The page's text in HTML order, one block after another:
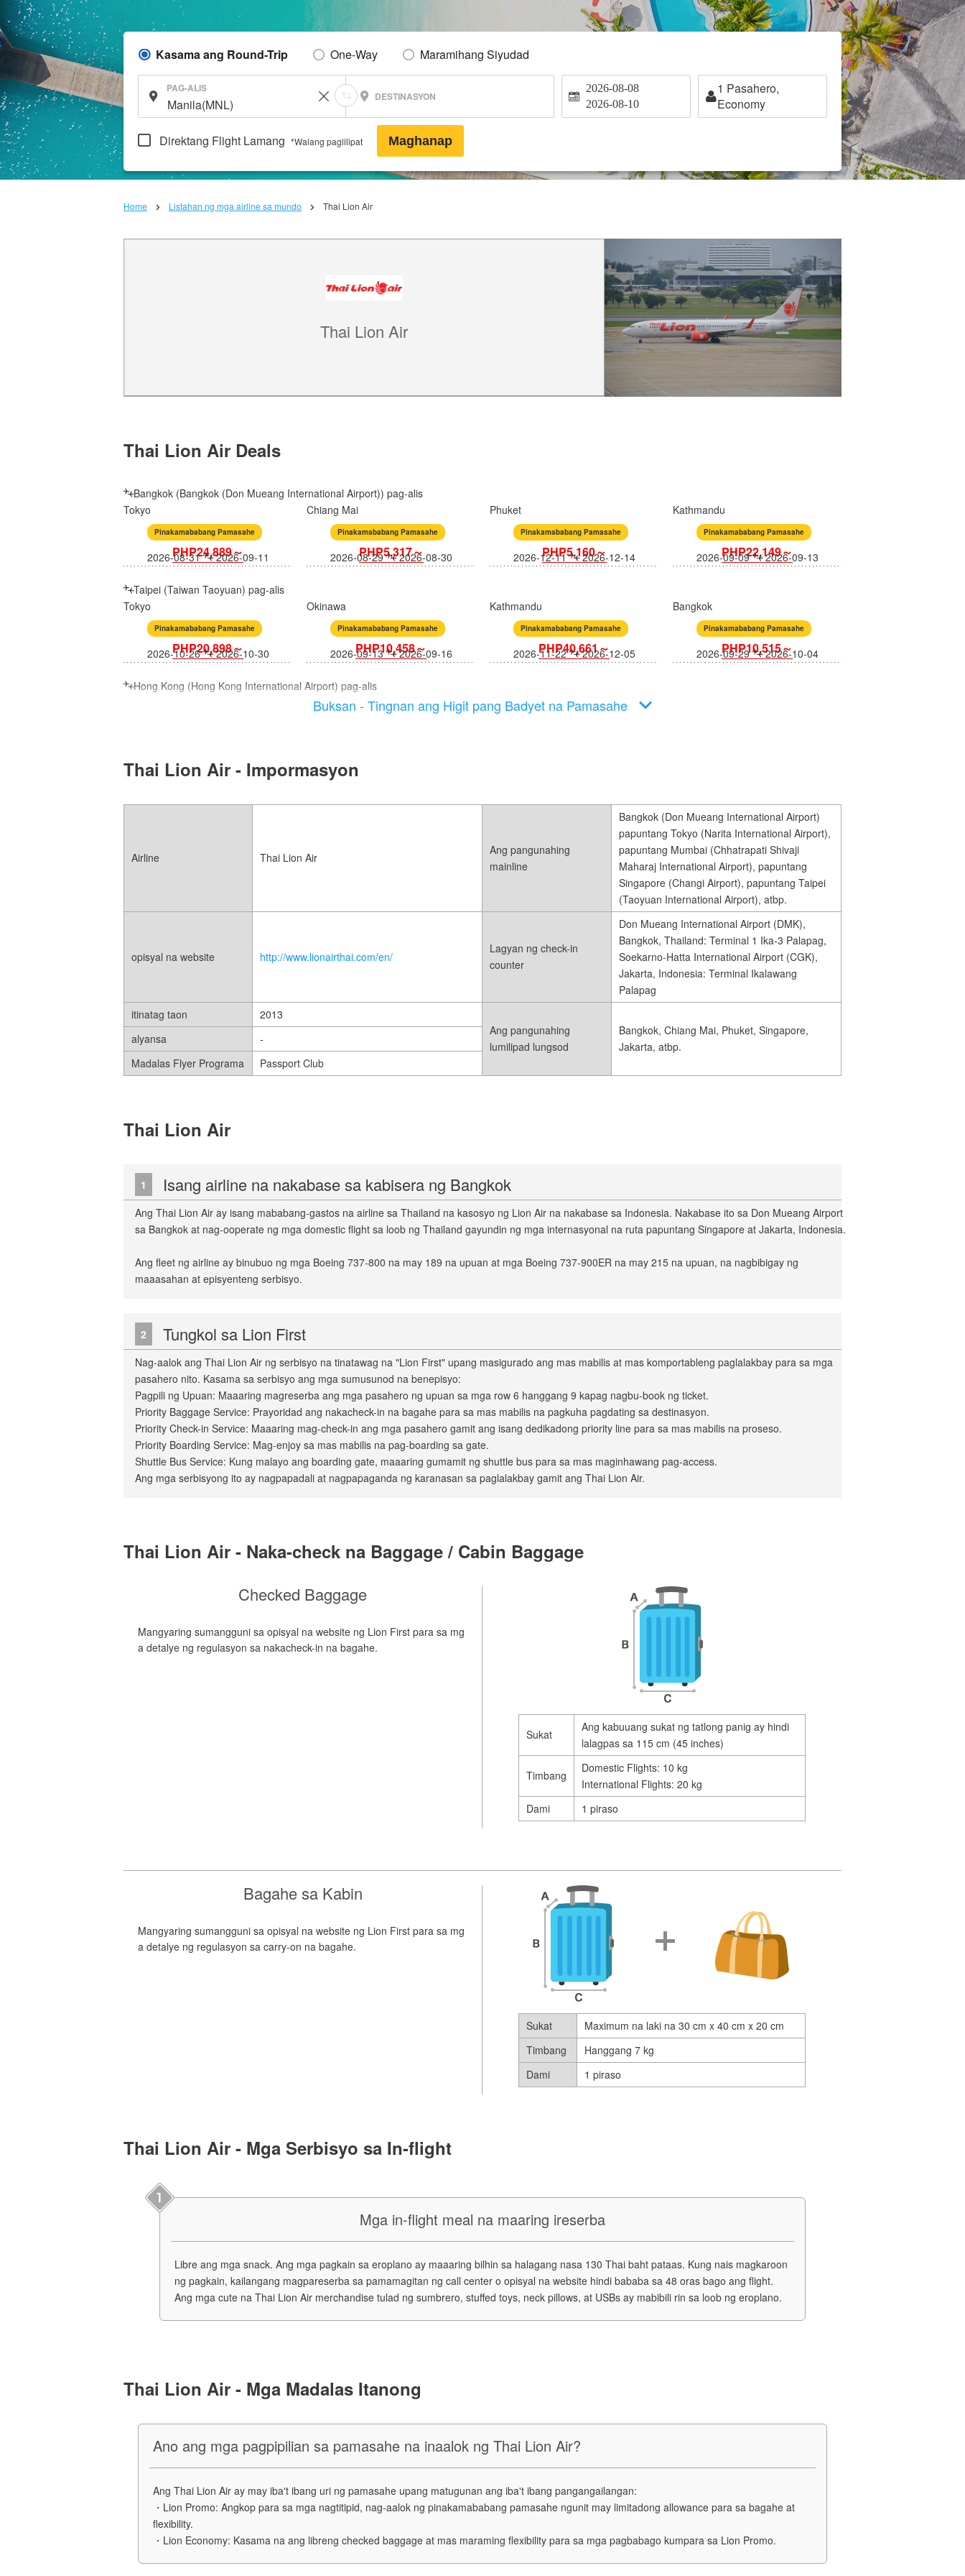
Kasama ang Round-Trip One-Way Maramihang Siyudad
PAG-ALIS
DESTINASYON
2026-08-08
2026-08-10
1 Pasahero,
Economy
Direktang Flight Lamang *Walang paglilipat Maghanap
Home Listahan ng mga airline sa mundo Thai Lion Air
Thai Lion Air
Thai Lion Air Deals
Bangkok (Bangkok (Don Mueang International Airport)) pag-alis
Tokyo
Pinakamababang Pamasahe
PHP24,889～
2026-08-31 2026-09-11
Chiang Mai
Pinakamababang Pamasahe
PHP5,317～
2026-08-29 2026-08-30
Phuket
Pinakamababang Pamasahe
PHP5,160～
2026-12-11 2026-12-14
Kathmandu
Pinakamababang Pamasahe
PHP22,149～
2026-09-09 2026-09-13
Taipei (Taiwan Taoyuan) pag-alis
Tokyo
Pinakamababang Pamasahe
PHP20,898～
2026-10-26 2026-10-30
Okinawa
Pinakamababang Pamasahe
PHP10,458～
2026-09-13 2026-09-16
Kathmandu
Pinakamababang Pamasahe
PHP40,661～
2026-11-22 2026-12-05
Bangkok
Pinakamababang Pamasahe
PHP10,515～
2026-09-29 2026-10-04
Hong Kong (Hong Kong International Airport) pag-alis
Buksan - Tingnan ang Higit pang Badyet na Pamasahe
Thai Lion Air - Impormasyon
Airline Thai Lion Air
Ang pangunahing
mainline
Bangkok (Don Mueang International Airport)
papuntang Tokyo (Narita International Airport),
papuntang Mumbai (Chhatrapati Shivaji
Maharaj International Airport), papuntang
Singapore (Changi Airport), papuntang Taipei
(Taoyuan International Airport), atbp.
opisyal na website http://www.lionairthai.com/en/
Lagyan ng check-in
counter
Don Mueang International Airport (DMK),
Bangkok, Thailand: Terminal 1 Ika-3 Palapag,
Soekarno-Hatta International Airport (CGK),
Jakarta, Indonesia: Terminal Ikalawang
Palapag
itinatag taon
2013
Ang pangunahing
lumilipad lungsod
Bangkok, Chiang Mai, Phuket, Singapore,
Jakarta, atbp.
alyansa
-
Madalas Flyer Programa
Passport Club
Thai Lion Air
1 Isang airline na nakabase sa kabisera ng Bangkok
Ang Thai Lion Air ay isang mababang-gastos na airline sa Thailand na kasosyo ng Lion Air na nakabase sa Indonesia. Nakabase ito sa Don Mueang Airport
sa Bangkok at nag-ooperate ng mga domestic flight sa loob ng Thailand gayundin ng mga internasyonal na ruta papuntang Singapore at Jakarta, Indonesia.
Ang fleet ng airline ay binubuo ng mga Boeing 737-800 na may 189 na upuan at mga Boeing 737-900ER na may 215 na upuan, na nagbibigay ng
maaasahan at episyenteng serbisyo.
2 Tungkol sa Lion First
Nag-aalok ang Thai Lion Air ng serbisyo na tinatawag na "Lion First" upang masigurado ang mas mabilis at mas komportableng paglalakbay para sa mga
pasahero nito. Kasama sa serbisyo ang mga sumusunod na benepisyo:
Pagpili ng Upuan: Maaaring magreserba ang mga pasahero ng upuan sa mga row 6 hanggang 9 kapag nagbu-book ng ticket.
Priority Baggage Service: Prayoridad ang nakacheck-in na bagahe para sa mas mabilis na pagkuha pagdating sa destinasyon.
Priority Check-in Service: Maaaring mag-check-in ang mga pasahero gamit ang isang dedikadong priority line para sa mas mabilis na proseso.
Priority Boarding Service: Mag-enjoy sa mas mabilis na pag-boarding sa gate.
Shuttle Bus Service: Kung malayo ang boarding gate, maaaring gumamit ng shuttle bus para sa mas maginhawang pag-access.
Ang mga serbisyong ito ay nagpapadali at nagpapaganda ng karanasan sa paglalakbay gamit ang Thai Lion Air.
Thai Lion Air - Naka-check na Baggage / Cabin Baggage
Checked Baggage
Mangyaring sumangguni sa opisyal na website ng Lion First para sa mg
a detalye ng regulasyon sa nakacheck-in na bagahe.
Sukat
Ang kabuuang sukat ng tatlong panig ay hindi
lalagpas sa 115 cm (45 inches)
Timbang
Domestic Flights: 10 kg
International Flights: 20 kg
Dami
1 piraso
Bagahe sa Kabin
Mangyaring sumangguni sa opisyal na website ng Lion First para sa mg
a detalye ng regulasyon sa carry-on na bagahe.
Sukat
Maximum na laki na 30 cm x 40 cm x 20 cm
Timbang
Hanggang 7 kg
Dami
1 piraso
Thai Lion Air - Mga Serbisyo sa In-flight
Mga in-flight meal na maaring ireserba
Libre ang mga snack. Ang mga pagkain sa eroplano ay maaaring bilhin sa halagang nasa 130 Thai baht pataas. Kung nais magkaroon
ng pagkain, kailangang magpareserba sa pamamagitan ng call center o opisyal na website hindi bababa sa 48 oras bago ang flight.
Ang mga cute na Thai Lion Air merchandise tulad ng sumbrero, stuffed toys, neck pillows, at USBs ay mabibili rin sa loob ng eroplano.
Thai Lion Air - Mga Madalas Itanong
Ano ang mga pagpipilian sa pamasahe na inaalok ng Thai Lion Air?
Ang Thai Lion Air ay may iba't ibang uri ng pamasahe upang matugunan ang iba't ibang pangangailangan:
・Lion Promo: Angkop para sa mga nagtitipid, nag-aalok ng pinakamababang pamasahe ngunit may limitadong allowance para sa bagahe at
flexibility.
・Lion Economy: Kasama na ang libreng checked baggage at mas maraming flexibility para sa mga pagbabago kumpara sa Lion Promo.